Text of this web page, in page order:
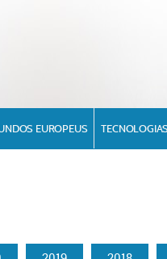
EUROPEUS